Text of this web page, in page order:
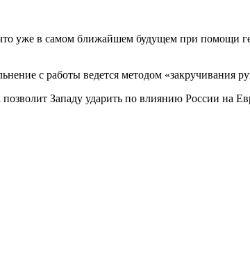
уже в самом ближайшем будущем при помощи
с работы ведется методом «закручивания
позволит Западу ударить по влиянию России на